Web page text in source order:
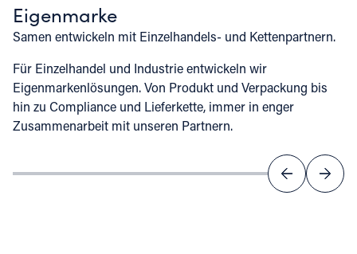
Eigenmarke
Samen entwickeln mit Einzelhandels- und Kettenpartnern.
Für Einzelhandel und Industrie entwickeln wir
Eigenmarkenlösungen. Von Produkt und Verpackung bis
hin zu Compliance und Lieferkette, immer in enger
Zusammenarbeit mit unseren Partnern.